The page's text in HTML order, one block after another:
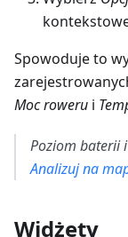
Spowoduje to
Moc roweru i
Poziom baterii
Analizuj na
Widżety